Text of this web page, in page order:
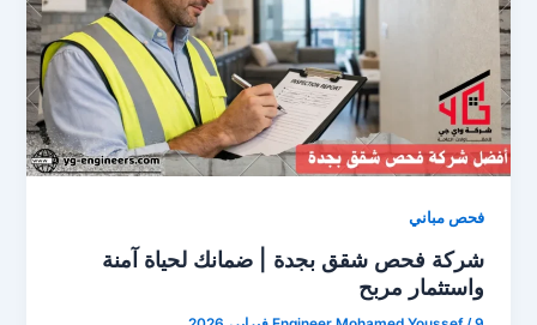
فحص مباني
شركة فحص شقق بجدة | ضمانك لحياة آمنة
واستثمار مربح